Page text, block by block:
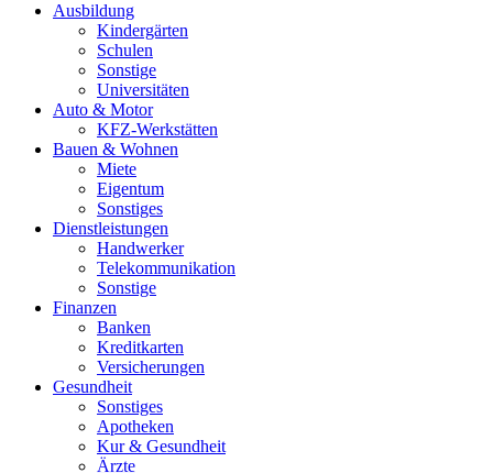
Ausbildung
Kindergärten
Schulen
Sonstige
Universitäten
Auto & Motor
KFZ-Werkstätten
Bauen & Wohnen
Miete
Eigentum
Sonstiges
Dienstleistungen
Handwerker
Telekommunikation
Sonstige
Finanzen
Banken
Kreditkarten
Versicherungen
Gesundheit
Sonstiges
Apotheken
Kur & Gesundheit
Ärzte